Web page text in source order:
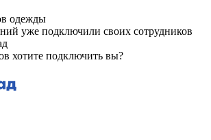
одежды
уже подключили своих сотрудников
хотите подключить вы?